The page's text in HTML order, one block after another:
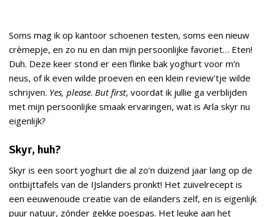
Soms mag ik op kantoor schoenen testen, soms een nieuw
crèmepje, en zo nu en dan mijn persoonlijke favoriet… Eten!
Duh. Deze keer stond er een flinke bak yoghurt voor m’n
neus, of ik even wilde proeven en een klein review’tje wilde
schrijven. Yes, please. But first, voordat ik jullie ga verblijden
met mijn persoonlijke smaak ervaringen, wat is Arla skyr nu
eigenlijk?
Skyr, huh?
Skyr is een soort yoghurt die al zo’n duizend jaar lang op de
ontbijttafels van de IJslanders pronkt! Het zuivelrecept is
een eeuwenoude creatie van de eilanders zelf, en is eigenlijk
puur natuur, zónder gekke poespas. Het leuke aan het